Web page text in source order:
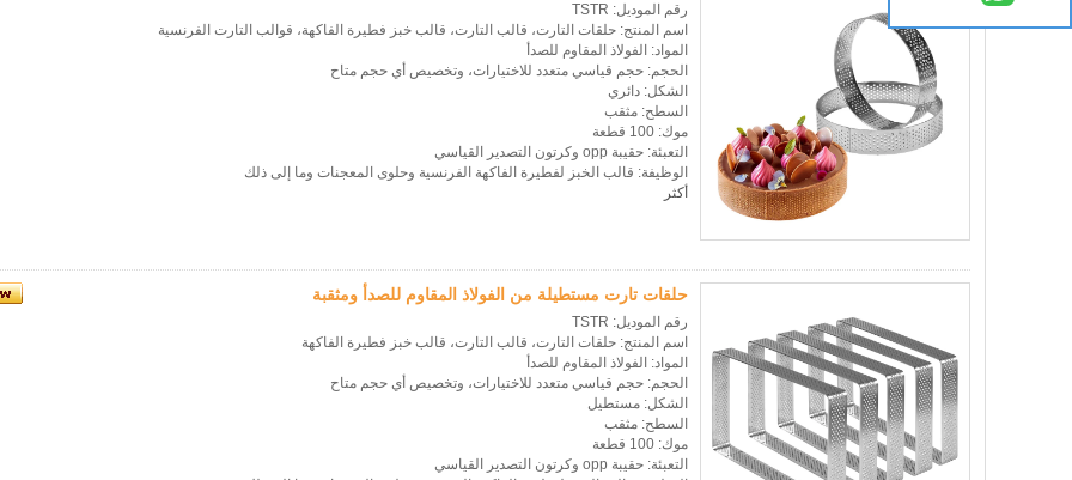
رقم الموديل: TSTR
اسم المنتج: حلقات التارت، قالب التارت، قالب خبز فطيرة الفاكهة، قوالب التارت الفرنسية
المواد: الفولاذ المقاوم للصدأ
الحجم: حجم قياسي متعدد للاختيارات، وتخصيص أي حجم متاح
الشكل: دائري
السطح: مثقب
موك: 100 قطعة
التعبئة: حقيبة opp وكرتون التصدير القياسي
الوظيفة: قالب الخبز لفطيرة الفاكهة الفرنسية وحلوى المعجنات وما إلى ذلك
أكثر
حلقات تارت مستطيلة من الفولاذ المقاوم للصدأ ومثقبة
رقم الموديل: TSTR
اسم المنتج: حلقات التارت، قالب التارت، قالب خبز فطيرة الفاكهة
المواد: الفولاذ المقاوم للصدأ
الحجم: حجم قياسي متعدد للاختيارات، وتخصيص أي حجم متاح
الشكل: مستطيل
السطح: مثقب
موك: 100 قطعة
التعبئة: حقيبة opp وكرتون التصدير القياسي